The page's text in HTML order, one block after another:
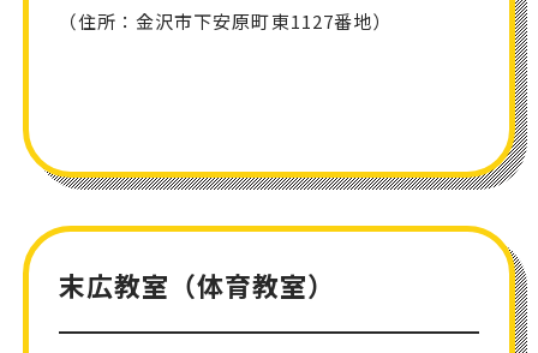
（住所：金沢市下安原町東1127番地）
末広教室（体育教室）